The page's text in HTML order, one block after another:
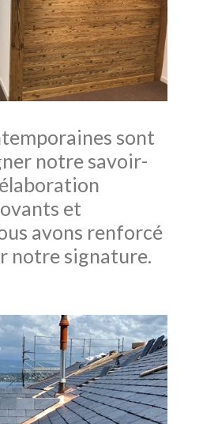
sont
notre savoir-
et
avons renforcé
notre signature.